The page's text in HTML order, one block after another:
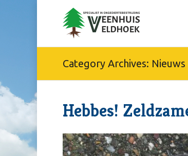
Category Archives: Nieuws
Hebbes!